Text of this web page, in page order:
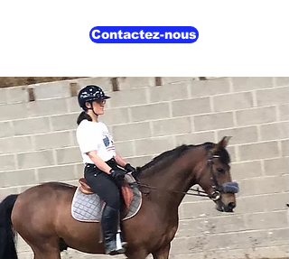
Contactez-nous